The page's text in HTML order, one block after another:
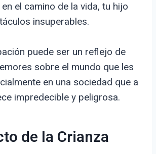
el camino de la vida, tu hijo
insuperables.
puede ser un reflejo de
sobre el mundo que les
en una sociedad que a
impredecible y peligrosa.
de la Crianza